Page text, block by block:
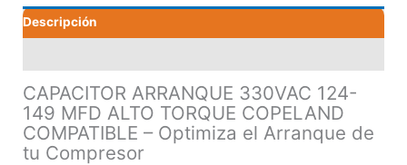
TORQUE
COPELAND
Descripción
CAPACITOR ARRANQUE 330VAC 124-
149 MFD ALTO TORQUE COPELAND
COMPATIBLE – Optimiza el Arranque de
tu Compresor